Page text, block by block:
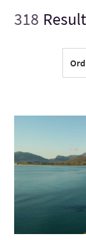
318
Visita:Western